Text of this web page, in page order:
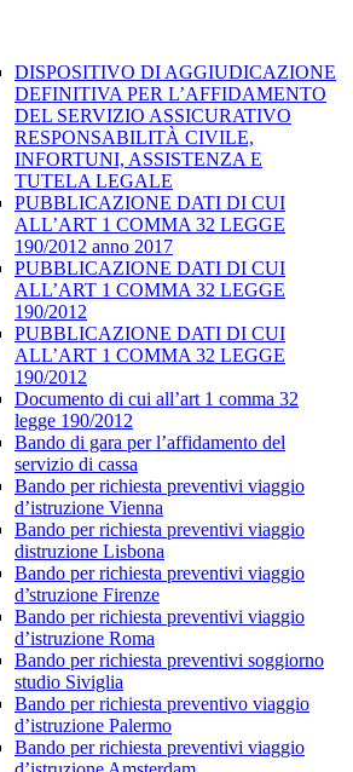
DISPOSITIVO DI AGGIUDICAZIONE
DEFINITIVA PER L’AFFIDAMENTO
DEL SERVIZIO ASSICURATIVO
RESPONSABILITÀ CIVILE,
INFORTUNI, ASSISTENZA E
TUTELA LEGALE
PUBBLICAZIONE DATI DI CUI
ALL’ART 1 COMMA 32 LEGGE
190/2012 anno 2017
PUBBLICAZIONE DATI DI CUI
ALL’ART 1 COMMA 32 LEGGE
190/2012
PUBBLICAZIONE DATI DI CUI
ALL’ART 1 COMMA 32 LEGGE
190/2012
Documento di cui all’art 1 comma 32
legge 190/2012
Bando di gara per l’affidamento del
servizio di cassa
Bando per richiesta preventivi viaggio
d’istruzione Vienna
Bando per richiesta preventivi viaggio
distruzione Lisbona
Bando per richiesta preventivi viaggio
d’struzione Firenze
Bando per richiesta preventivi viaggio
d’istruzione Roma
Bando per richiesta preventivi soggiorno
studio Siviglia
Bando per richiesta preventivo viaggio
d’istruzione Palermo
Bando per richiesta preventivi viaggio